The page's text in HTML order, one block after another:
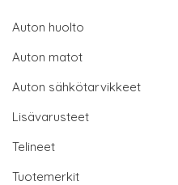
Auton huolto
Auton matot
Auton sähkötarvikkeet
Lisävarusteet
Telineet
Tuotemerkit